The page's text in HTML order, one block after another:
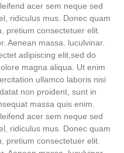
acer sem neque sed
ridiculus mus. Donec quam
pretium consectetuer elit.
Aenean massa. luculvinar.
adipiscing elit,sed do
magna aliqua. Ut enim
ullamco laboris nisi
non proident, sunt in
massa quis enim.
acer sem neque sed
ridiculus mus. Donec quam
pretium consectetuer elit.